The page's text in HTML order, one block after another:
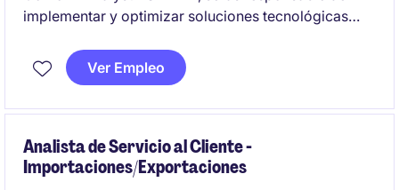
implementar y optimizar soluciones tecnológicas
suministro, contribuyendo al éxito de las
operaciones en el sector industrial y de manufactura.
Ver Empleo
Analista de Servicio al Cliente -
Importaciones/Exportaciones